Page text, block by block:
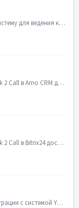
В случаях, когда вы используете CRM систему для ведения клиентов, SipSim позволяет перенаправлять вызов ответственному менеджеру (то есть менеджеру, который...
Настройка Для настройки функции Click 2 Call в Amo CRM достаточно пройти 5 простых шагов: Шаг 1. Скопировать токен Для этого необходимо зайти в каби...
Настройка Для настройки функции Click 2 Call в Bitrix24 достаточно пройти 4 простых шага: Шаг 1. Установить интеграцию Bitrix24 в личном кабинете SipS...
ПОДКЛЮЧЕНИЕ Для подключения интеграции с системой Yclients необходимо выполнить несколько шагов: 1. Перейдите в настройки вашей сети (прим. Сеть SI...